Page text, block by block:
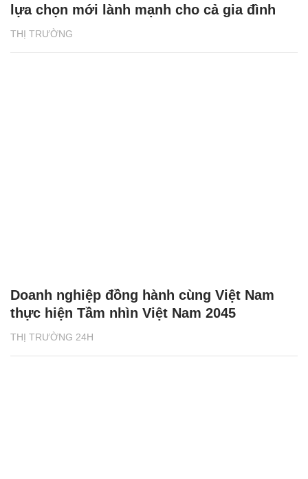
THỊ TRƯỜNG
lựa chọn mới lành mạnh cho cả gia đình
THỊ TRƯỜNG 24H
Doanh nghiệp đồng hành cùng Việt Nam
thực hiện Tầm nhìn Việt Nam 2045